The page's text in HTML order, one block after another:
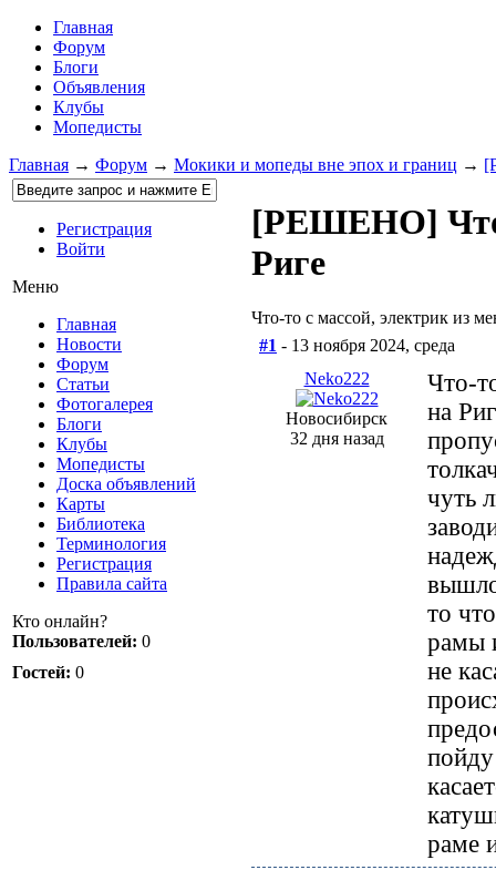
Главная
Форум
Блоги
Объявления
Клубы
Мопедисты
Главная → Форум → Мокики и мопеды вне эпох и границ →
Регистрация
Войти
Меню
Главная
Новости
Форум
Статьи
Фотогалерея
Блоги
Клубы
Мопедисты
Доска объявлений
Карты
Библиотека
Терминология
Регистрация
Правила сайта
Кто онлайн?
Пользователей: 0
Гостей: 0
[РЕШЕНО] Что-
Риге
Что-то с массой, электрик из
#1 - 13 ноября 2024, среда
Neko222
Новосибирск
32 дня назад
Что-
на
чуть
то
рамы
не
раме